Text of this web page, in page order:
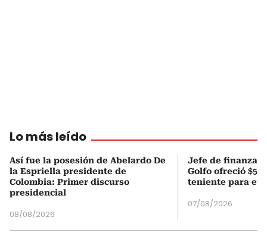
Lo más leído
Así fue la posesión de Abelardo De
la Espriella presidente de
Colombia: Primer discurso
presidencial
08/08/2026
Jefe de finanzas
Golfo ofreció
teniente para
07/08/2026